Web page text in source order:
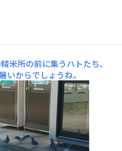
米所の前に集うハトたち、
いからでしょうね。